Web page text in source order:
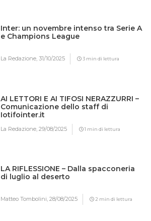
Inter: un novembre intenso tra Serie A
e Champions League
La Redazione,31/10/2025 3 min di lettura
AI LETTORI E AI TIFOSI NERAZZURRI –
Comunicazione dello staff di
Iotifointer.it
La Redazione,29/08/2025 1 min di lettura
LA RIFLESSIONE – Dalla spacconeria
di luglio al deserto
Matteo Tombolini,28/08/2025 2 min di lettura